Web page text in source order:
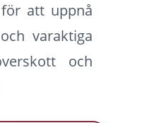
att uppnå
varaktiga
och